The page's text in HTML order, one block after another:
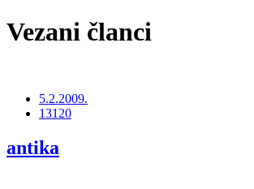
Vezani članci
5.2.2009.
13120
antika